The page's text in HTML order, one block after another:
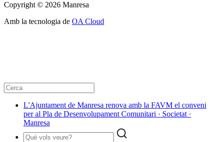
Copyright © 2026 Manresa
Amb la tecnologia de OA Cloud
L'Ajuntament de Manresa renova amb la FAVM el conveni
per al Pla de Desenvolupament Comunitari · Societat ·
Manresa